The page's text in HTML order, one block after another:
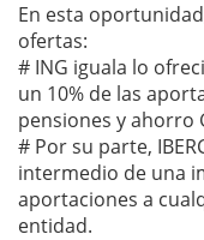
En esta
ofertas:
# ING iguala lo
un 10% de las
pensiones y ahorro
# Por su parte,
intermedio de una
aportaciones a
entidad.